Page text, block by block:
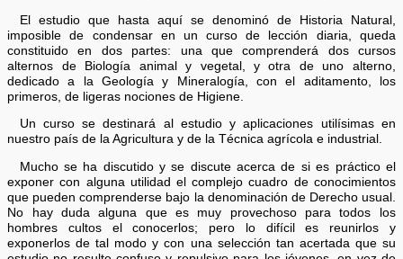
El estudio que hasta aquí se denominó de Historia Natural,
imposible de condensar en un curso de lección diaria, queda
constituido en dos partes: una que comprenderá dos cursos
alternos de Biología animal y vegetal, y otra de uno alterno,
dedicado a la Geología y Mineralogía, con el aditamento, los
primeros, de ligeras nociones de Higiene.
Un curso se destinará al estudio y aplicaciones utilísimas en
nuestro país de la Agricultura y de la Técnica agrícola e industrial.
Mucho se ha discutido y se discute acerca de si es práctico el
exponer con alguna utilidad el complejo cuadro de conocimientos
que pueden comprenderse bajo la denominación de Derecho usual.
No hay duda alguna que es muy provechoso para todos los
hombres cultos el conocerlos; pero lo difícil es reunirlos y
exponerlos de tal modo y con una selección tan acertada que su